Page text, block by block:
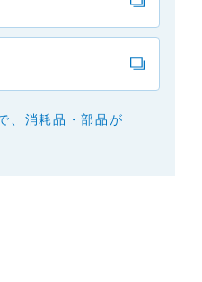
サービスでご使用され
品）につきましては、
相談窓口
」に直接お問
害の免責
には、細心の注意を払
のものであること。
、消耗品・部品が